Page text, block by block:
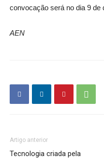
convocação será no dia 9 de
AEN
Artigo anterior
Tecnologia criada pela